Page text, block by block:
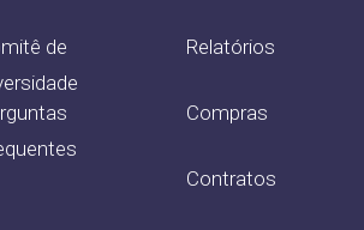
de
Relatórios
Compras
Contratos